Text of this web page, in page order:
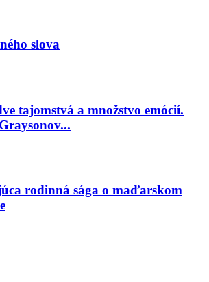
slova
tajomstvá a množstvo emócií.
rodinná sága o maďarskom